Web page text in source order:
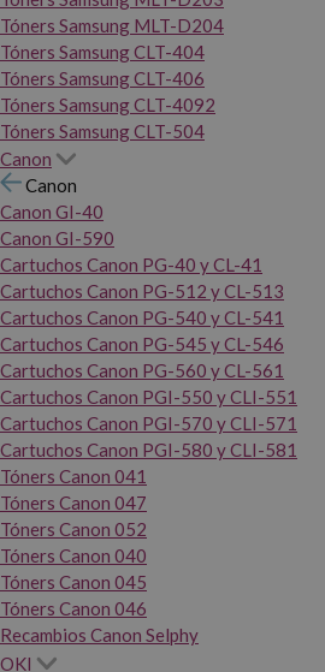
Tóners Samsung MLT-D204
Tóners Samsung CLT-404
Tóners Samsung CLT-406
Tóners Samsung CLT-4092
Tóners Samsung CLT-504
Canon
Canon
Canon GI-40
Canon GI-590
Cartuchos Canon PG-40 y CL-41
Cartuchos Canon PG-512 y CL-513
Cartuchos Canon PG-540 y CL-541
Cartuchos Canon PG-545 y CL-546
Cartuchos Canon PG-560 y CL-561
Cartuchos Canon PGI-550 y CLI-551
Cartuchos Canon PGI-570 y CLI-571
Cartuchos Canon PGI-580 y CLI-581
Tóners Canon 041
Tóners Canon 047
Tóners Canon 052
Tóners Canon 040
Tóners Canon 045
Tóners Canon 046
Recambios Canon Selphy
OKI